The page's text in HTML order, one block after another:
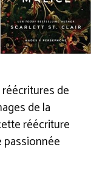
de
de la
réécriture
passionnée